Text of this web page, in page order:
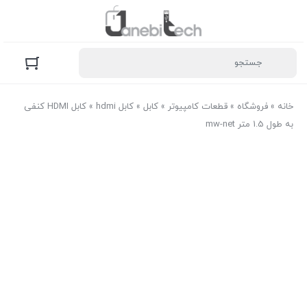
خانه » فروشگاه » قطعات کامپیوتر » کابل » کابل hdmi »
کابل HDMI کنفی
به طول 1.5 متر mw-net